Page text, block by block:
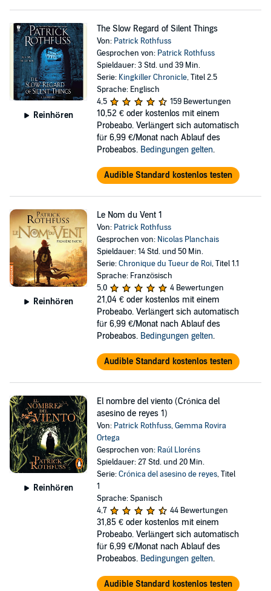
Reinhören
The Slow Regard of Silent Things
Von: Patrick Rothfuss
Gesprochen von: Patrick Rothfuss
Spieldauer: 3 Std. und 39 Min.
Serie: Kingkiller Chronicle, Titel 2.5
Sprache: Englisch
4,5
159 Bewertungen
10,52 € oder kostenlos mit einem
Probeabo. Verlängert sich automatisch
für 6,99 €/Monat nach Ablauf des
Probeabos. Bedingungen gelten.
Audible Standard kostenlos testen
Reinhören
Le Nom du Vent 1
Von: Patrick Rothfuss
Gesprochen von: Nicolas Planchais
Spieldauer: 14 Std. und 50 Min.
Serie:Chronique du Tueur de Roi, Titel 1.1
Sprache: Französisch
5,0
4 Bewertungen
21,04 € oder kostenlos mit einem
Probeabo. Verlängert sich automatisch
für 6,99 €/Monat nach Ablauf des
Probeabos. Bedingungen gelten.
Audible Standard kostenlos testen
Reinhören
El nombre del viento (Crónica del
asesino de reyes 1)
Von: Patrick Rothfuss,Gemma Rovira
Ortega
Gesprochen von: Raúl Lloréns
Spieldauer: 27 Std. und 20 Min.
Serie:Crónica del asesino de reyes, Titel
1
Sprache: Spanisch
4,7
44 Bewertungen
31,85 € oder kostenlos mit einem
Probeabo. Verlängert sich automatisch
für 6,99 €/Monat nach Ablauf des
Probeabos. Bedingungen gelten.
Audible Standard kostenlos testen